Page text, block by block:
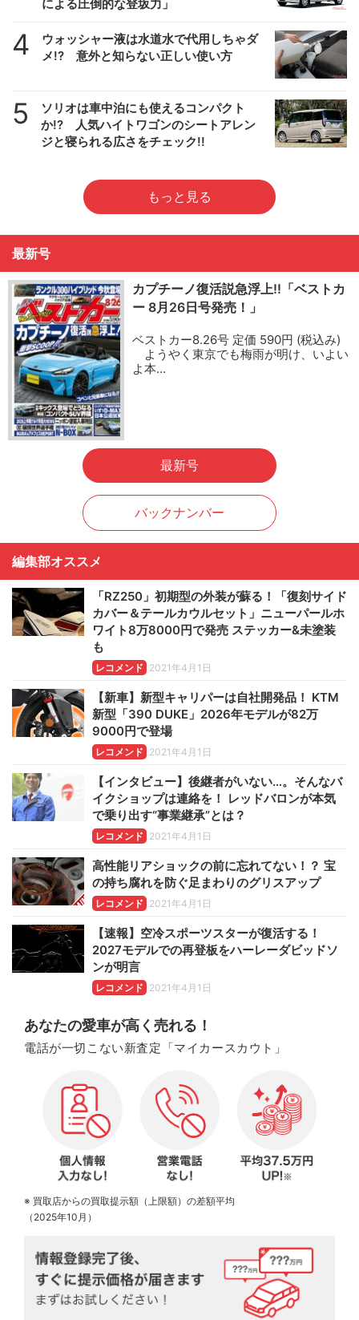
による圧倒的な登坂力」
4
ウォッシャー液は水道水で代用しちゃダ
メ!? 意外と知らない正しい使い方
5
ソリオは車中泊にも使えるコンパクト
か!? 人気ハイトワゴンのシートアレン
ジと寝られる広さをチェック!!
もっと見る
最新号
カプチーノ復活説急浮上!!「ベストカ
ー 8月26日号発売！」
ベストカー8.26号 定価 590円 (税込み)
ようやく東京でも梅雨が明け、いよい
よ本…
最新号
バックナンバー
編集部オススメ
「RZ250」初期型の外装が蘇る！「復刻サイド
カバー＆テールカウルセット」ニューパールホ
ワイト8万8000円で発売 ステッカー&未塗装
も
レコメンド 2021年4月1日
【新車】新型キャリパーは自社開発品！ KTM
新型「390 DUKE」2026年モデルが82万
9000円で登場
レコメンド 2021年4月1日
【インタビュー】後継者がいない…。そんなバ
イクショップは連絡を！ レッドバロンが本気
で乗り出す“事業継承”とは？
レコメンド 2021年4月1日
高性能リアショックの前に忘れてない！？ 宝
の持ち腐れを防ぐ足まわりのグリスアップ
レコメンド 2021年4月1日
【速報】空冷スポーツスターが復活する！
2027モデルでの再登板をハーレーダビッドソ
ンが明言
レコメンド 2021年4月1日
あなたの愛車が高く売れる！
電話が一切こない新査定「マイカースカウト」
※ 買取店からの買取提示額（上限額）の差額平均
（2025年10月）